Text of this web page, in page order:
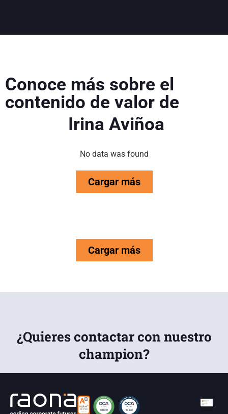
Conoce más sobre el
contenido de valor de
Irina Aviñoa
No data was found
Cargar más
Cargar más
¿Quieres contactar con nuestro
champion?